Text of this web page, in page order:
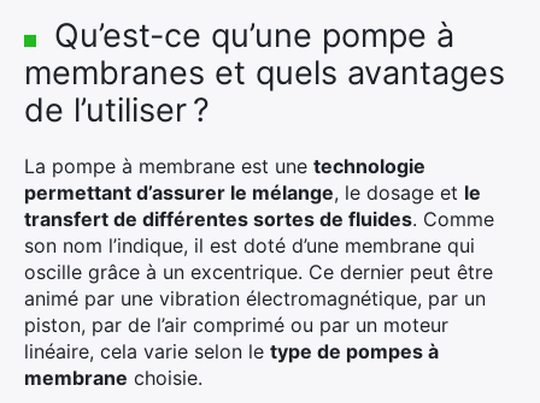
Qu’est-ce qu’une pompe à
membranes et quels avantages
de l’utiliser ?
La pompe à membrane est une technologie
permettant d’assurer le mélange, le dosage et le
transfert de différentes sortes de fluides. Comme
son nom l’indique, il est doté d’une membrane qui
oscille grâce à un excentrique. Ce dernier peut être
animé par une vibration électromagnétique, par un
piston, par de l’air comprimé ou par un moteur
linéaire, cela varie selon le type de pompes à
membrane choisie.